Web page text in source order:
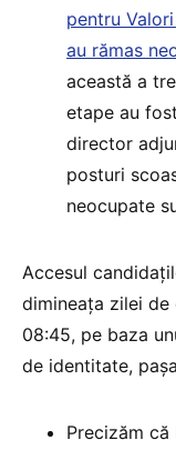
pentru
au rămas
această a
etape au
director
posturi
neocupate
Accesul
dimineața zilei
08:45, pe baza
de identitate,
Precizăm